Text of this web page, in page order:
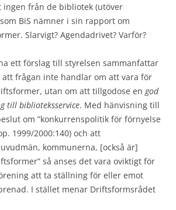
ingen från de bibliotek (utöver
BiS nämner i sin rapport om
Slarvigt? Agendadrivet? Varför?
ett förslag till styrelsen sammanfattar
frågan inte handlar om att vara för
utan om att tillgodose en god
till biblioteksservice. Med hänvisning till
om ”konkurrenspolitik för förnyelse
1999/2000:140) och att
kommunerna, [också är]
så anses det vara oviktigt för
att ta ställning för eller emot
I stället menar Driftsformsrådet